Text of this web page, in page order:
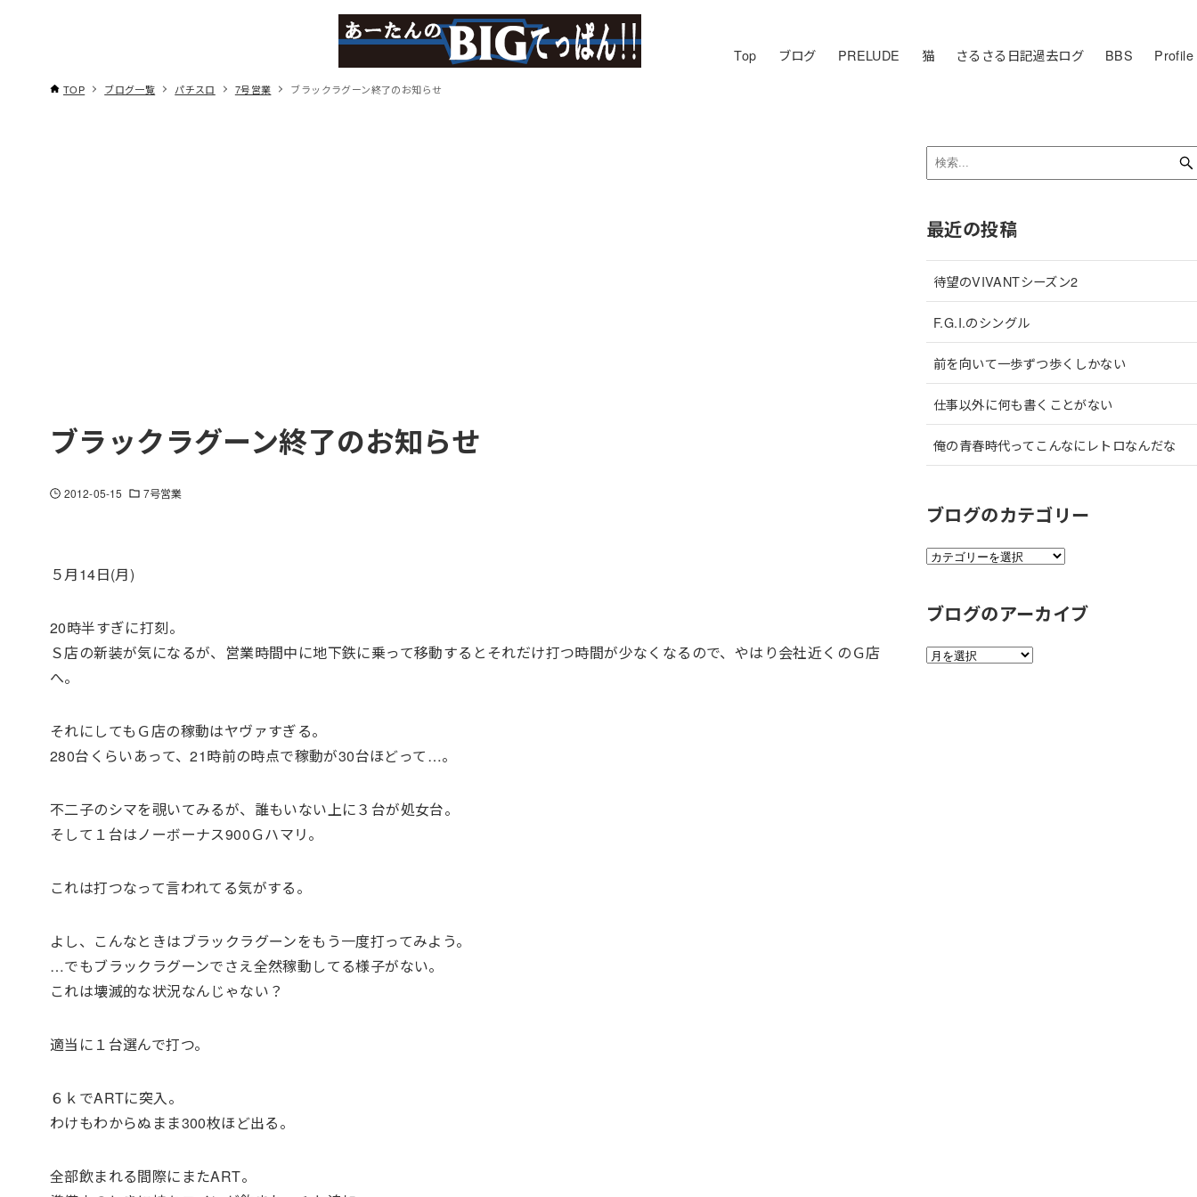
Top ブログ PRELUDE 猫 さるさる日記過去ログ BBS Profile
TOP ブログ一覧 パチスロ 7号営業 ブラックラグーン終了のお知らせ
ブラックラグーン終了のお知らせ
2012-05-15 7号営業
５月14日(月)
20時半すぎに打刻。
Ｓ店の新装が気になるが、営業時間中に地下鉄に乗って移動するとそれだけ打つ時間が少なくなるので、やはり会社近くのＧ店
へ。
それにしてもＧ店の稼動はヤヴァすぎる。
280台くらいあって、21時前の時点で稼動が30台ほどって…。
不二子のシマを覗いてみるが、誰もいない上に３台が処女台。
そして１台はノーボーナス900Ｇハマリ。
これは打つなって言われてる気がする。
よし、こんなときはブラックラグーンをもう一度打ってみよう。
…でもブラックラグーンでさえ全然稼動してる様子がない。
これは壊滅的な状況なんじゃない？
適当に１台選んで打つ。
６ｋでARTに突入。
わけもわからぬまま300枚ほど出る。
全部飲まれる間際にまたART。
最近の投稿
待望のVIVANTシーズン2
F.G.I.のシングル
前を向いて一歩ずつ歩くしかない
仕事以外に何も書くことがない
俺の青春時代ってこんなにレトロなんだな
ブログのカテゴリー
ブ
の
テ
ゴ
ブログのアーカイブ
ブ